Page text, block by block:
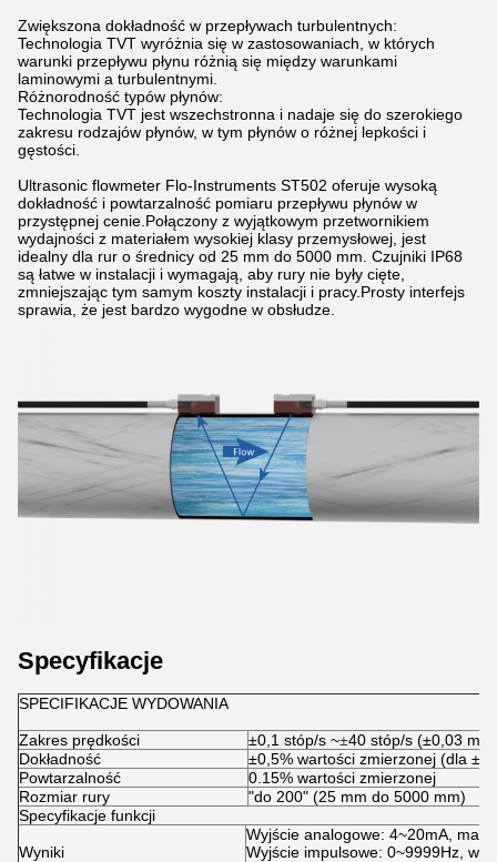
Zwiększona dokładność w przepływach turbulentnych:
Technologia TVT wyróżnia się w zastosowaniach, w których
warunki przepływu płynu różnią się między warunkami
laminowymi a turbulentnymi.
Różnorodność typów płynów:
Technologia TVT jest wszechstronna i nadaje się do szerokiego
zakresu rodzajów płynów, w tym płynów o różnej lepkości i
gęstości.
Ultrasonic flowmeter Flo-Instruments ST502 oferuje wysoką
dokładność i powtarzalność pomiaru przepływu płynów w
przystępnej cenie.Połączony z wyjątkowym przetwornikiem
wydajności z materiałem wysokiej klasy przemysłowej, jest
idealny dla rur o średnicy od 25 mm do 5000 mm. Czujniki IP68
są łatwe w instalacji i wymagają, aby rury nie były cięte,
zmniejszając tym samym koszty instalacji i pracy.Prosty interfejs
sprawia, że jest bardzo wygodne w obsłudze.
Specyfikacje
SPECIFIKACJE WYDOWANIA
Zakres prędkości ±0,1 stóp/s ~±40 stóp/s (±0,03 m/s
Dokładność
±0,5% wartości zmierzonej (dla
Powtarzalność
0.15% wartości zmierzonej
Rozmiar rury
"do 200" (25 mm do 5000 mm)
Specyfikacje funkcji
Wyniki
Wyjście analogowe: 4~20mA,
Wyjście impulsowe: 0~9999Hz,